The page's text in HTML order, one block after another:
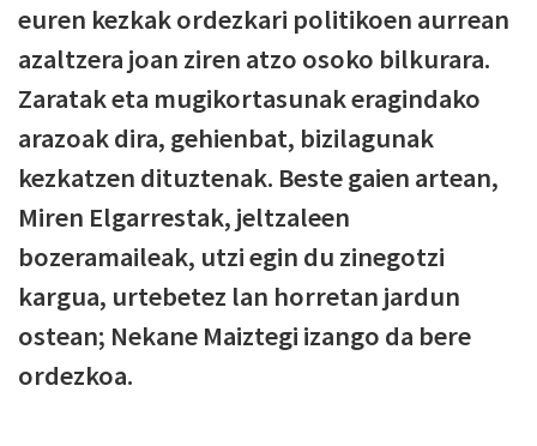
euren kezkak ordezkari politikoen aurrean
azaltzera joan ziren atzo osoko bilkurara.
Zaratak eta mugikortasunak eragindako
arazoak dira, gehienbat, bizilagunak
kezkatzen dituztenak. Beste gaien artean,
Miren Elgarrestak, jeltzaleen
bozeramaileak, utzi egin du zinegotzi
kargua, urtebetez lan horretan jardun
ostean; Nekane Maiztegi izango da bere
ordezkoa.